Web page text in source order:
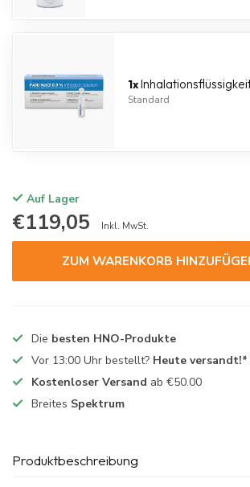
1x
Standard
Auf Lager
€119,05 Inkl. MwSt.
ZUM WARENKORB
Die besten HNO-Produkte
Vor 13:00 Uhr bestellt? Heute versandt!*
Kostenloser Versand ab €50.00
Breites Spektrum
Produktbeschreibung